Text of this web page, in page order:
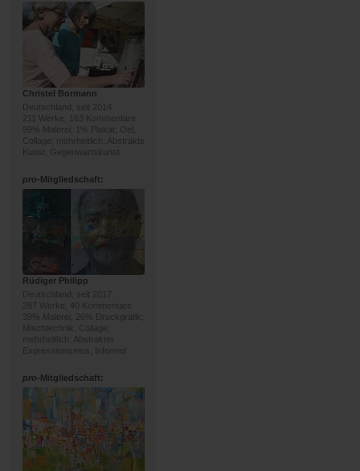
Christel Bormann
Deutschland, seit 2014
211 Werke, 163 Kommentare
99% Malerei, 1% Plakat; Oel,
Collage; mehrheitlich: Abstrakte
Kunst, Gegenwartskunst
pro-Mitgliedschaft:
Rüdiger Philipp
Deutschland, seit 2017
287 Werke, 40 Kommentare
39% Malerei, 26% Druckgrafik;
Mischtechnik, Collage;
mehrheitlich: Abstrakter
Expressionismus, Informel
pro-Mitgliedschaft: